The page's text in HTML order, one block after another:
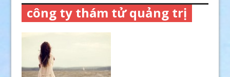
công ty thám tử quảng trị